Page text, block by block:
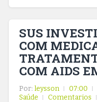
SUS
COM
COM AIDS
Por: leysson 07:00
Saúde
Comentarios